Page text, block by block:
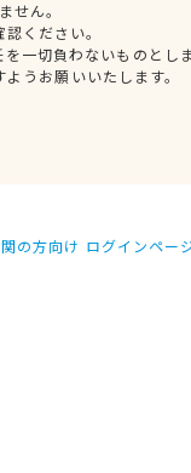
せん。
ください。
一切負わないものとしま
うお願いいたします。
の方向け ログインペー